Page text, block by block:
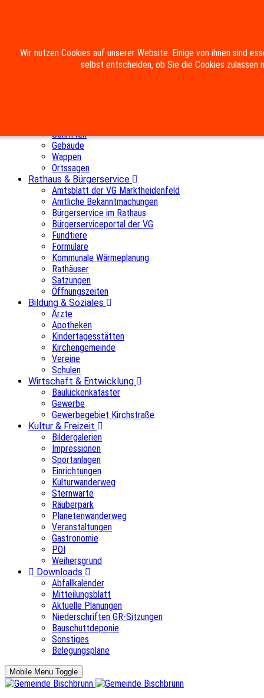
Home
Die Gemeinde
Schriften
Gebäude
Wappen
Ortssagen
Rathaus & Bürgerservice
Amtsblatt der VG Marktheidenfeld
Amtliche Bekanntmachungen
Bürgerservice im Rathaus
Bürgerserviceportal der VG
Fundtiere
Formulare
Kommunale Wärmeplanung
Rathäuser
Satzungen
Öffnungszeiten
Bildung & Soziales
Ärzte
Apotheken
Kindertagesstätten
Kirchengemeinde
Vereine
Schulen
Wirtschaft & Entwicklung
Baulückenkataster
Gewerbe
Gewerbegebiet Kirchstraße
Kultur & Freizeit
Bildergalerien
Impressionen
Sportanlagen
Einrichtungen
Kulturwanderweg
Sternwarte
Räuberpark
Planetenwanderweg
Veranstaltungen
Gastronomie
POI
Weihersgrund
Downloads
Abfallkalender
Mitteilungsblatt
Aktuelle Planungen
Niederschriften GR-Sitzungen
Bauschuttdeponie
Sonstiges
Belegungspläne
Mobile Menu Toggle
Wir nutzen Cookies auf unserer Website. Einige von ihnen sind
selbst entscheiden, ob Sie die Cookies